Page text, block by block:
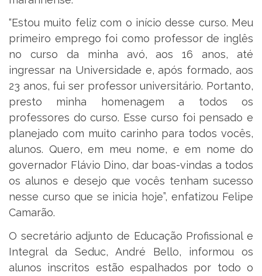
“Estou muito feliz com o início desse curso. Meu
primeiro emprego foi como professor de inglês
no curso da minha avó, aos 16 anos, até
ingressar na Universidade e, após formado, aos
23 anos, fui ser professor universitário. Portanto,
presto minha homenagem a todos os
professores do curso. Esse curso foi pensado e
planejado com muito carinho para todos vocês,
alunos. Quero, em meu nome, e em nome do
governador Flávio Dino, dar boas-vindas a todos
os alunos e desejo que vocês tenham sucesso
nesse curso que se inicia hoje”, enfatizou Felipe
Camarão.
O secretário adjunto de Educação Profissional e
Integral da Seduc, André Bello, informou os
alunos inscritos estão espalhados por todo o